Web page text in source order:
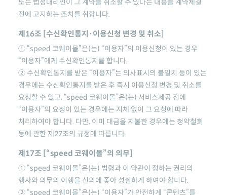
또는 법정대리인이 그 계약을 취소할 수 있다는 내용을 계약체결
전에 고지하는 조치를 취합니다.
제16조 [수신확인통지·이용신청 변경 및 취소]
① “speed 코웨이몰”은(는) “이용자”의 이용신청이 있는 경우
“이용자”에게 수신확인통지를 합니다.
② 수신확인통지를 받은 “이용자”는 의사표시의 불일치 등이 있는
경우에는 수신확인통지를 받은 후 즉시 이용신청 변경 및 취소를
요청할 수 있고, “speed 코웨이몰”은(는) 서비스제공 전에
“이용자”의 요청이 있는 경우에는 지체 없이 그 요청에 따라
처리하여야 합니다. 다만, 이미 대금을 지불한 경우에는 청약철회
등에 관한 제27조의 규정에 따릅니다.
제17조 [“speed 코웨이몰”의 의무]
① “speed 코웨이몰”은(는) 법령과 이 약관이 정하는 권리의
행사와 의무의 이행을 신의에 좇아 성실하게 하여야 합니다.
② “speed 코웨이몰”은(는) “이용자”가 안전하게 “콘텐츠”를